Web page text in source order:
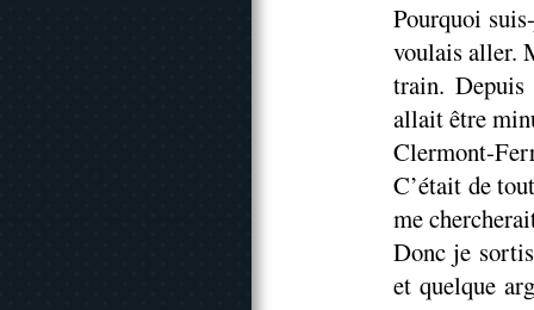
Pourquoi
voulais aller.
train.
allait être
Clermont-
C’était de
me
Donc je
et quelque